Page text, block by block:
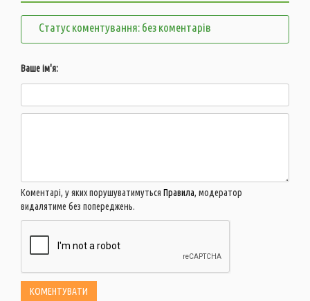
Статус коментування: без коментарів
Ваше ім'я:
Коментарі, у яких порушуватимуться Правила, модератор
видалятиме без попереджень.